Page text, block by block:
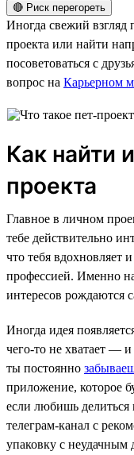
🔴 Риск перегореть
Иногда свежий взгляд
проекта или найти
посоветоваться с
вопрос на Карьерном
Как найти
проекта
Главное в личном
тебе действительно
что тебя вдохновляет
профессией. Именно
интересов рождаются
Иногда идея
чего-то не хватает —
ты постоянно
приложение, которое
если любишь
телеграм-канал с
упаковку с